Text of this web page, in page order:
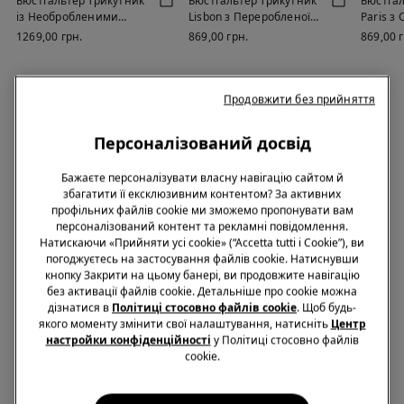
із Необробленими
Краями Natural Lifting
1269,00 грн.
Lisbon з Переробленої
Мікрофібри
869,00 грн.
Paris з
869,00
Персоналізований досвід
Бажаєте персоналізувати власну навігацію сайтом й
збагатити її ексклюзивним контентом? За активних
профільних файлів cookie ми зможемо пропонувати вам
персоналізований контент та рекламні повідомлення.
Натискаючи «Прийняти усі cookie» (“Accetta tutti i Cookie”), ви
погоджуєтесь на застосування файлів cookie. Натиснувши
кнопку Закрити на цьому банері, ви продовжите навігацію
без активації файлів cookie. Детальніше про cookie можна
дізнатися в Політиці стосовно файлів cookie. Щоб будь-
якого моменту змінити свої налаштування, натисніть Центр
настройки конфіденційності у Політиці стосовно файлів
cookie.
Продовжити без прийняття